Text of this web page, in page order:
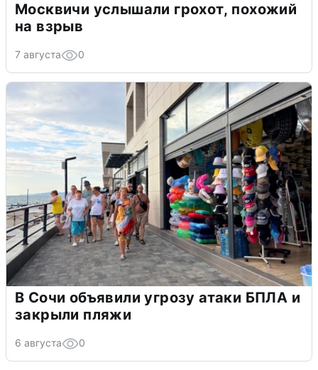
Москвичи услышали грохот, похожий
на взрыв
7 августа 0
В Сочи объявили угрозу атаки БПЛА и
закрыли пляжи
6 августа 0